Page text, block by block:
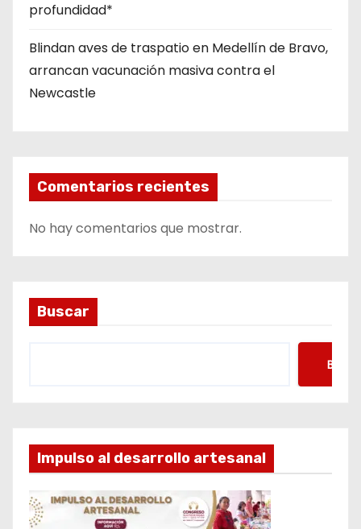
profundidad*
Blindan aves de traspatio en Medellín de Bravo,
arrancan vacunación masiva contra el
Newcastle
Comentarios recientes
No hay comentarios que mostrar.
Buscar
Impulso al desarrollo artesanal